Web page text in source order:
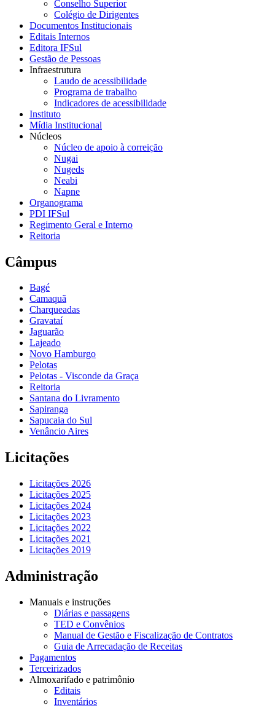
Conselho Superior
Colégio de Dirigentes
Documentos Institucionais
Editais Internos
Editora IFSul
Gestão de Pessoas
Infraestrutura
Laudo de acessibilidade
Programa de trabalho
Indicadores de acessibilidade
Instituto
Mídia Institucional
Núcleos
Núcleo de apoio à correição
Nugai
Nugeds
Neabi
Napne
Organograma
PDI IFSul
Regimento Geral e Interno
Reitoria
Câmpus
Bagé
Camaquã
Charqueadas
Gravataí
Jaguarão
Lajeado
Novo Hamburgo
Pelotas
Pelotas - Visconde da Graça
Reitoria
Santana do Livramento
Sapiranga
Sapucaia do Sul
Venâncio Aires
Licitações
Licitações 2026
Licitações 2025
Licitações 2024
Licitações 2023
Licitações 2022
Licitações 2021
Licitações 2019
Administração
Manuais e instruções
Diárias e passagens
TED e Convênios
Manual de Gestão e Fiscalização de Contratos
Guia de Arrecadação de Receitas
Pagamentos
Terceirizados
Almoxarifado e patrimônio
Editais
Inventários